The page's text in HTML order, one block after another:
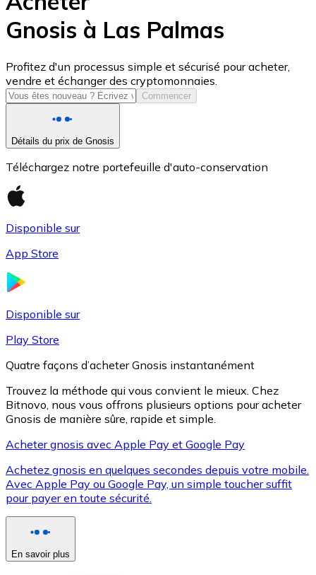
USD Coin
USDC
XRP
XRP
Voir toutes
Gnosis à Las Palmas
Profitez d'un processus simple et sécurisé pour acheter,
vendre et échanger des cryptomonnaies.
Commencer
Détails du prix de Gnosis
Téléchargez notre portefeuille d'auto-conservation
Disponible sur
App Store
Disponible sur
Play Store
Quatre façons d’acheter Gnosis instantanément
Trouvez la méthode qui vous convient le mieux. Chez
Bitnovo, nous vous offrons plusieurs options pour acheter
Gnosis de manière sûre, rapide et simple.
Acheter gnosis avec Apple Pay et Google Pay
Achetez gnosis en quelques secondes depuis votre mobile.
Avec Apple Pay ou Google Pay, un simple toucher suffit
pour payer en toute sécurité.
En savoir plus